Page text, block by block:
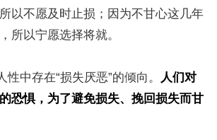
以不愿及时止损；因为不甘心这几年
所以宁愿选择将就。
性中存在“损失厌恶”的倾向。
人们对
恐惧，为了避免损失、挽回损失而甘